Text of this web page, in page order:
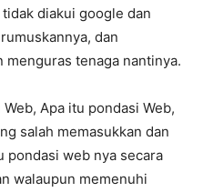
diakui google dan
dan
menguras tenaga nantinya.
Apa itu pondasi Web,
salah memasukkan dan
pondasi web nya secara
walaupun memenuhi